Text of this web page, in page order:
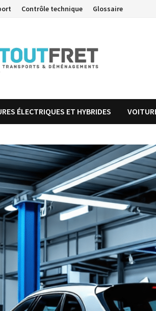
Contrôle technique Glossaire
ÉLECTRIQUES ET HYBRIDES